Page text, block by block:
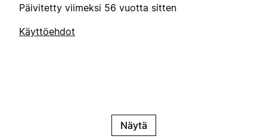
Päivitetty viimeksi 56 vuotta sitten
Käyttöehdot
Näytä